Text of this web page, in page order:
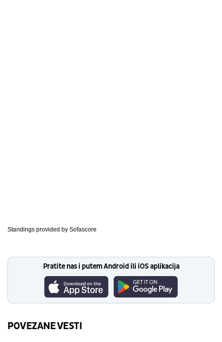
Standings provided by Sofascore
Pratite nas i putem Android ili iOS aplikacija
POVEZANE VESTI